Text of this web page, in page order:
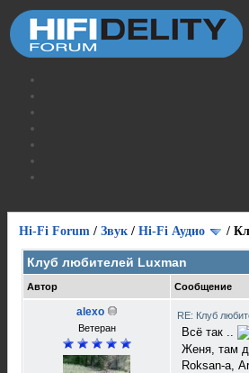
Hi-Fi Forum / Звук / Hi-Fi Аудио /
Клуб любителей Luxman
Автор Сообщение
alexo
Ветеран
RE: Клуб
Всё так ..
Женя, там
Roksan-а,